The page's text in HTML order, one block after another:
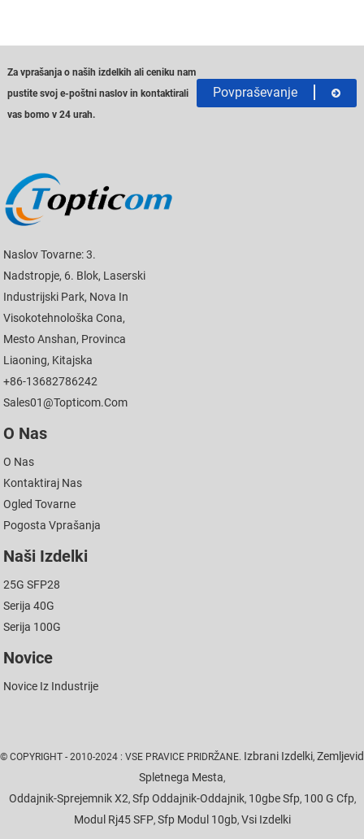
Za vprašanja o naših izdelkih ali ceniku nam
pustite svoj e-poštni naslov in kontaktirali
vas bomo v 24 urah.
Povpraševanje
Naslov Tovarne: 3.
Nadstropje, 6. Blok, Laserski
Industrijski Park, Nova In
Visokotehnološka Cona,
Mesto Anshan, Provinca
Liaoning, Kitajska
+86-13682786242
Sales01@topticom.com
O Nas
O Nas
Kontaktiraj Nas
Ogled Tovarne
Pogosta Vprašanja
Naši Izdelki
25G SFP28
Serija 40G
Serija 100G
Novice
Novice Iz Industrije
© COPYRIGHT - 2010-2024 : VSE PRAVICE PRIDRŽANE. Izbrani Izdelki, Zemljevid
Spletnega Mesta,
Oddajnik-Sprejemnik X2, Sfp Oddajnik-Oddajnik, 10gbe Sfp, 100 G Cfp,
Modul Rj45 SFP, Sfp Modul 10gb, Vsi Izdelki